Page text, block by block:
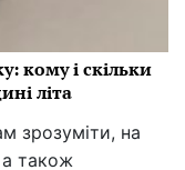
кому і скільки
літа
зрозуміти, на
також